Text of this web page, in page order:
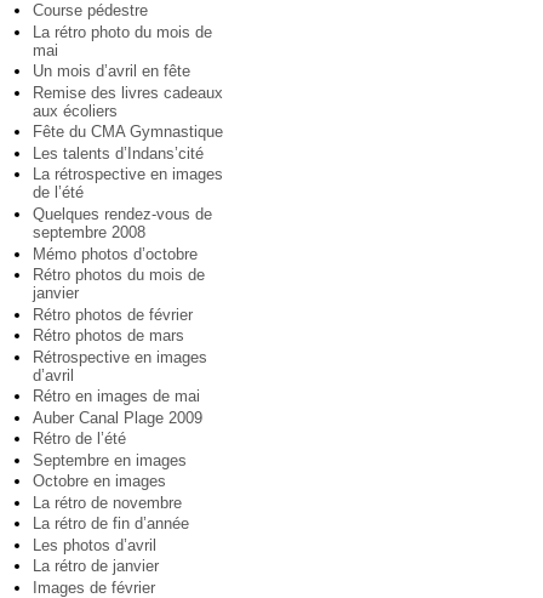
Course pédestre
La rétro photo du mois de
mai
Un mois d’avril en fête
Remise des livres cadeaux
aux écoliers
Fête du CMA Gymnastique
Les talents d’Indans’cité
La rétrospective en images
de l’été
Quelques rendez-vous de
septembre 2008
Mémo photos d’octobre
Rétro photos du mois de
janvier
Rétro photos de février
Rétro photos de mars
Rétrospective en images
d’avril
Rétro en images de mai
Auber Canal Plage 2009
Rétro de l’été
Septembre en images
Octobre en images
La rétro de novembre
La rétro de fin d’année
Les photos d’avril
La rétro de janvier
Images de février